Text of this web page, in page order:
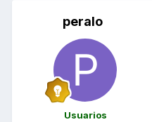
peralo
Usuarios